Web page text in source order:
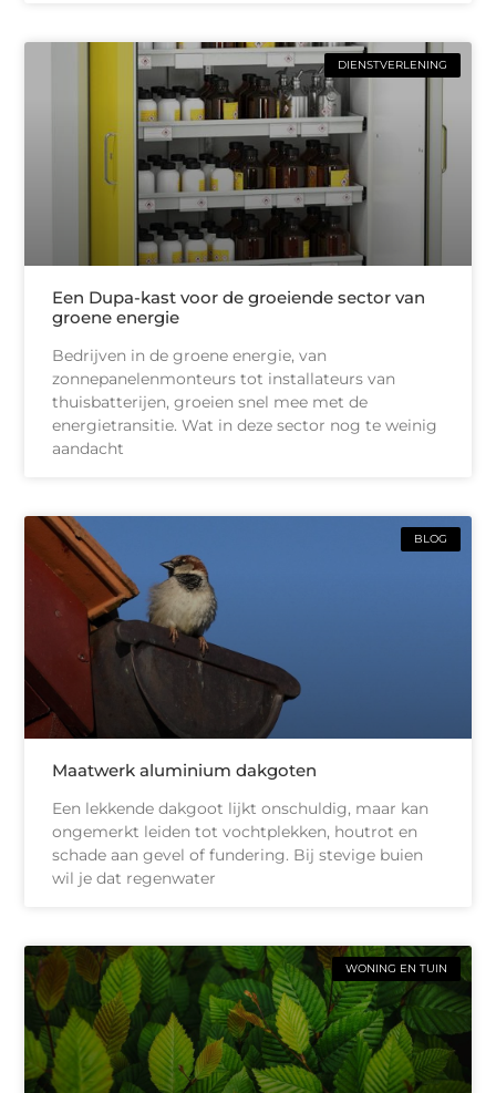
DIENSTVERLENING
Een Dupa-kast voor de groeiende sector van
groene energie
Bedrijven in de groene energie, van
zonnepanelenmonteurs tot installateurs van
thuisbatterijen, groeien snel mee met de
energietransitie. Wat in deze sector nog te weinig
aandacht
BLOG
Maatwerk aluminium dakgoten
Een lekkende dakgoot lijkt onschuldig, maar kan
ongemerkt leiden tot vochtplekken, houtrot en
schade aan gevel of fundering. Bij stevige buien
wil je dat regenwater
WONING EN TUIN